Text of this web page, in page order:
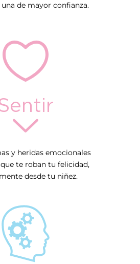
de mayor confianza.
y heridas emocionales
te roban tu felicidad,
desde tu niñez.